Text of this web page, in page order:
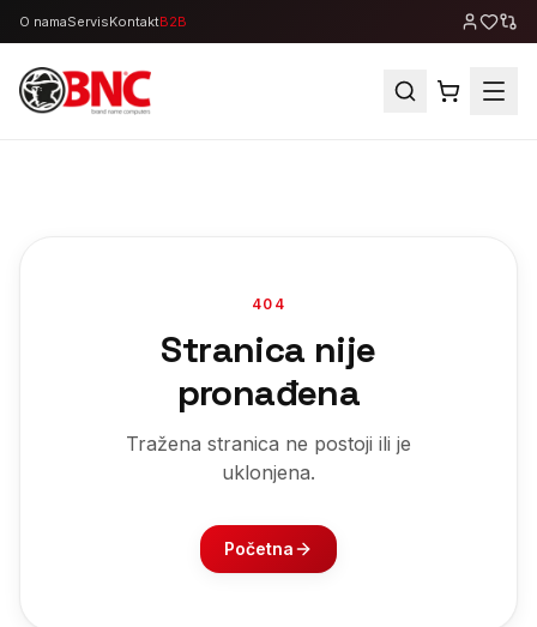
O namaServisKontaktB2B
404
Stranica nije
pronađena
Tražena stranica ne postoji ili je
uklonjena.
Početna